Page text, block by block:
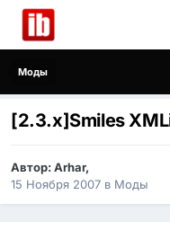
Моды
[2.3.x]Smiles
Автор:Arhar,
15 Ноября 2007 в Моды